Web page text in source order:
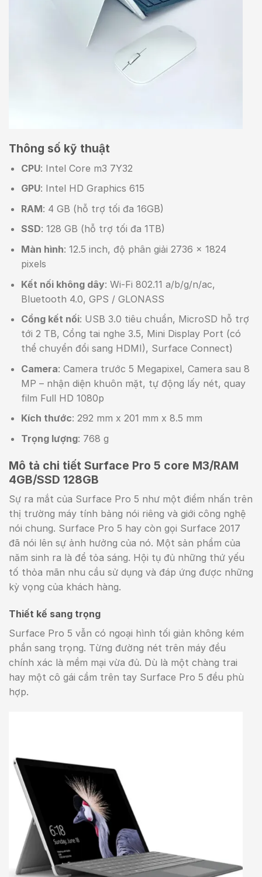
Thông số kỹ thuật
CPU: Intel Core m3 7Y32
GPU: Intel HD Graphics 615
RAM: 4 GB (hỗ trợ tối đa 16GB)
SSD: 128 GB (hỗ trợ tối đa 1TB)
Màn hình: 12.5 inch, độ phân giải 2736 x 1824
pixels
Kết nối không dây: Wi-Fi 802.11 a/b/g/n/ac,
Bluetooth 4.0, GPS / GLONASS
Cổng kết nối: USB 3.0 tiêu chuẩn, MicroSD hỗ trợ
tới 2 TB, Cổng tai nghe 3.5, Mini Display Port (có
thể chuyển đổi sang HDMI), Surface Connect)
Camera: Camera trước 5 Megapixel, Camera sau 8
MP – nhận diện khuôn mặt, tự động lấy nét, quay
film Full HD 1080p
Kích thước: 292 mm x 201 mm x 8.5 mm
Trọng lượng: 768 g
Mô tả chi tiết Surface Pro 5 core M3/RAM
4GB/SSD 128GB
Sự ra mắt của Surface Pro 5 như một điểm nhấn trên
thị trường máy tính bảng nói riêng và giới công nghệ
nói chung. Surface Pro 5 hay còn gọi Surface 2017
đã nói lên sự ảnh hưởng của nó. Một sản phẩm của
năm sinh ra là để tỏa sáng. Hội tụ đủ những thứ yếu
tố thỏa mãn nhu cầu sử dụng và đáp ứng được những
kỳ vọng của khách hàng.
Thiết kế sang trọng
Surface Pro 5 vẫn có ngoại hình tối giản không kém
phần sang trọng. Từng đường nét trên máy đều
chính xác là mềm mại vừa đủ. Dù là một chàng trai
hay một cô gái cầm trên tay Surface Pro 5 đều phù
hợp.